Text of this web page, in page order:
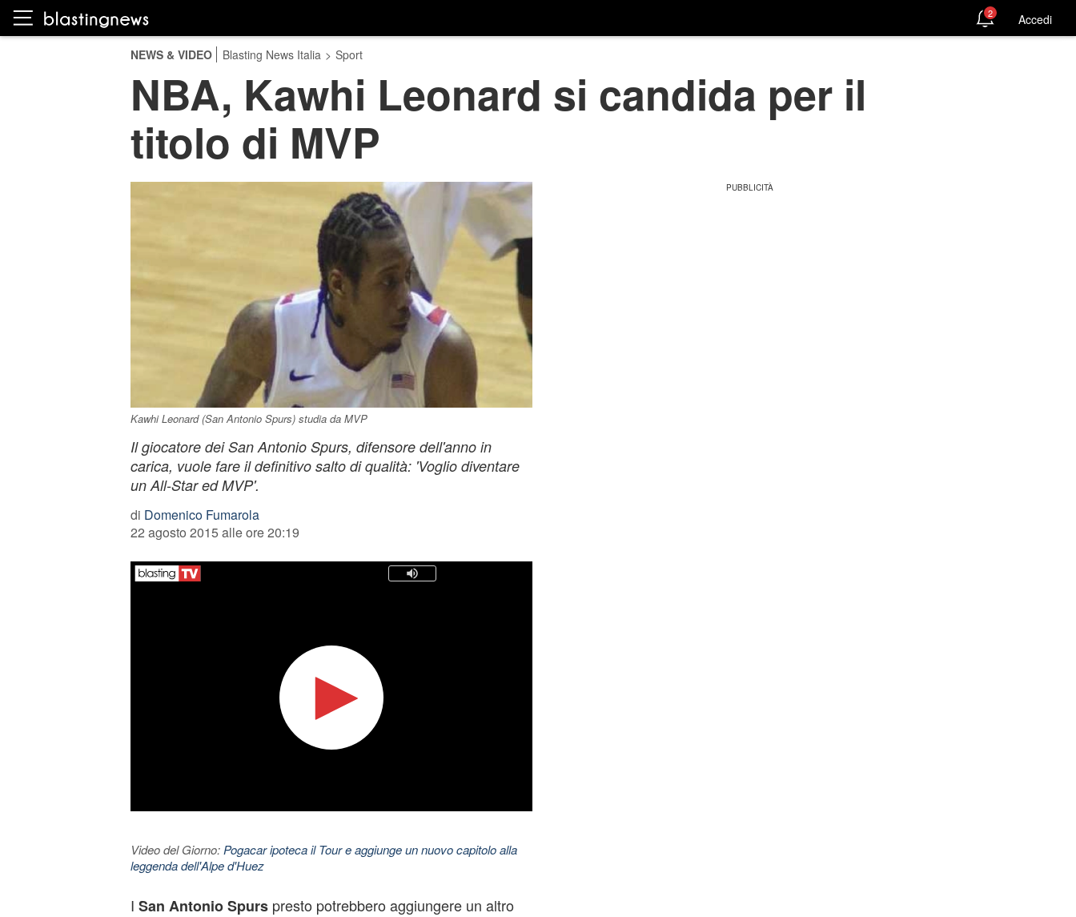
2 Accedi
NEWS & VIDEO Blasting News Italia > Sport
NBA, Kawhi Leonard si candida per il
titolo di MVP
Kawhi Leonard (San Antonio Spurs) studia da MVP
Il giocatore dei San Antonio Spurs, difensore dell'anno in
carica, vuole fare il definitivo salto di qualità: 'Voglio diventare
un All-Star ed MVP'.
di Domenico Fumarola
22 agosto 2015 alle ore 20:19
Video del Giorno: Pogacar ipoteca il Tour e aggiunge un nuovo capitolo alla
leggenda dell'Alpe d'Huez
I San Antonio Spurspresto potrebbero aggiungere un altro